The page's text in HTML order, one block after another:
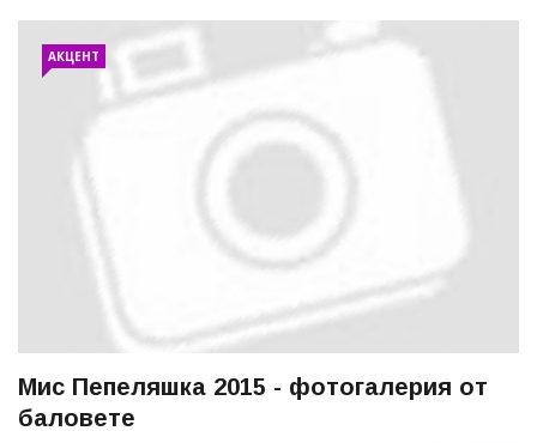
АКЦЕНТ
Мис Пепеляшка 2015 - фотогалерия от
баловете